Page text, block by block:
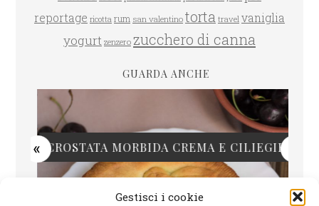
Gestisci i cookie
reportage ricotta rum san valentino torta travel vaniglia
yogurt zenzero zucchero di canna
GUARDA ANCHE
CROSTATA MORBIDA CREMA E CILIEGIE